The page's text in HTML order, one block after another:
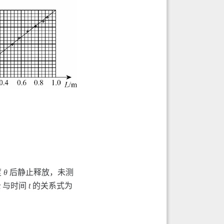
θ 后静止释放，未测
与时间 t的关系式为